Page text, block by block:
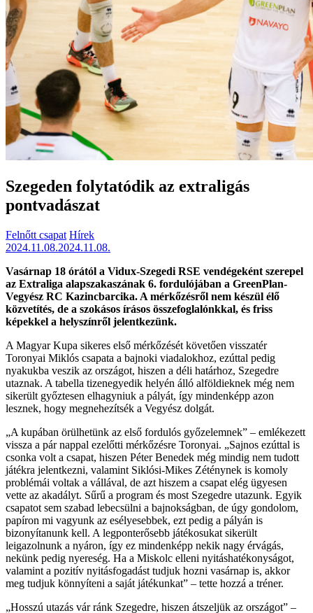
Szegeden folytatódik az extraligás
pontvadászat
Felnőtt csapat Hírek
2024.11.08.2024.11.08.
Vasárnap 18 órától a Vidux-Szegedi RSE vendégeként szerepel
az Extraliga alapszakaszának 6. fordulójában a GreenPlan-
Vegyész RC Kazincbarcika. A mérkőzésről nem készül élő
közvetítés, de a szokásos írásos összefoglalónkkal, és friss
képekkel a helyszínről jelentkezünk.
A Magyar Kupa sikeres első mérkőzését követően visszatér
Toronyai Miklós csapata a bajnoki viadalokhoz, ezúttal pedig
nyakukba veszik az országot, hiszen a déli határhoz, Szegedre
utaznak. A tabella tizenegyedik helyén álló alföldieknek még nem
sikerült győztesen elhagyniuk a pályát, így mindenképp azon
lesznek, hogy megnehezítsék a Vegyész dolgát.
„A kupában örülhetünk az első fordulós győzelemnek” – emlékezett
vissza a pár nappal ezelőtti mérkőzésre Toronyai. „Sajnos ezúttal is
csonka volt a csapat, hiszen Péter Benedek még mindig nem tudott
játékra jelentkezni, valamint Siklósi-Mikes Zéténynek is komoly
problémái voltak a vállával, de azt hiszem a csapat elég ügyesen
vette az akadályt. Sűrű a program és most Szegedre utazunk. Egyik
csapatot sem szabad lebecsülni a bajnokságban, de úgy gondolom,
papíron mi vagyunk az esélyesebbek, ezt pedig a pályán is
bizonyítanunk kell. A legponterősebb játékosukat sikerült
leigazolnunk a nyáron, így ez mindenképp nekik nagy érvágás,
nekünk pedig nyereség. Ha a Miskolc elleni nyitáshatékonyságot,
valamint a pozitív nyitásfogadást tudjuk hozni vasárnap is, akkor
meg tudjuk könnyíteni a saját játékunkat” – tette hozzá a tréner.
„Hosszú utazás vár ránk Szegedre, hiszen átszeljük az országot” –